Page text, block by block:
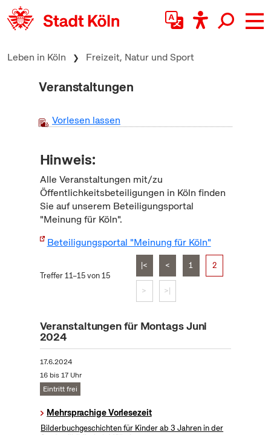
zum Inhalt springen
Leben in Köln Freizeit, Natur und Sport
Veranstaltungen
Vorlesen lassen
Hinweis:
Alle Veranstaltungen mit/zu
Öffentlichkeitsbeteiligungen in Köln finden
Sie auf unserem Beteiligungsportal
"Meinung für Köln".
Beteiligungsportal "Meinung für Köln"
Treffer 11–15 von 15
|< < 1 2
> >|
Veranstaltungen für Montags Juni
2024
17.6.2024
16 bis 17 Uhr
Eintritt frei
Mehrsprachige Vorlesezeit
Bilderbuchgeschichten für Kinder ab 3 Jahren in der